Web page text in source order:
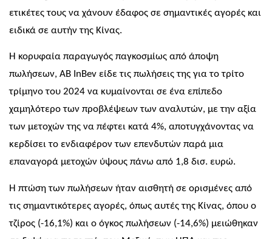
ετικέτες τους να χάνουν έδαφος σε σημαντικές αγορές και
ειδικά σε αυτήν της Κίνας.
Η κορυφαία παραγωγός παγκοσμίως από άποψη
πωλήσεων, AB InBev είδε τις πωλήσεις της για το τρίτο
τρίμηνο του 2024 να κυμαίνονται σε ένα επίπεδο
χαμηλότερο των προβλέψεων των αναλυτών, με την αξία
των μετοχών της να πέφτει κατά 4%, αποτυγχάνοντας να
κερδίσει το ενδιαφέρον των επενδυτών παρά μια
επαναγορά μετοχών ύψους πάνω από 1,8 δισ. ευρώ.
Η πτώση των πωλήσεων ήταν αισθητή σε ορισμένες από
τις σημαντικότερες αγορές, όπως αυτές της Κίνας, όπου ο
τζίρος (-16,1%) και ο όγκος πωλήσεων (-14,6%) μειώθηκαν